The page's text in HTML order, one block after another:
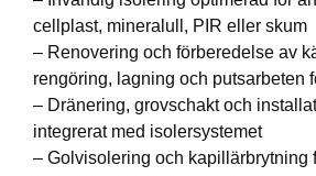
cellplast, mineralull, PIR eller skum
– Renovering och förberedelse av
rengöring, lagning och putsarbeten
– Dränering, grovschakt och
integrerat med isolersystemet
– Golvisolering och kapillärbrytning